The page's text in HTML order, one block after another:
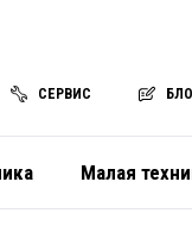
СЕРВИС
Малая